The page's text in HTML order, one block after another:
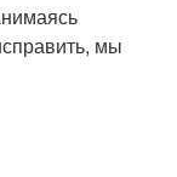
мы